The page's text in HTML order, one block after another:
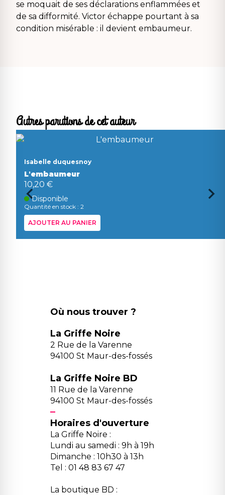
se moquait de ses déclarations enflammées et
de sa difformité. Victor échappe pourtant à sa
condition misérable : il devient embaumeur.
Autres parutions de cet auteur
Isabelle duquesnoy
L'embaumeur
10,20 €
Disponible
Quantité en stock : 2
AJOUTER AU PANIER
Où nous trouver ?
La Griffe Noire
2 Rue de la Varenne
94100 St Maur-des-fossés
La Griffe Noire BD
11 Rue de la Varenne
94100 St Maur-des-fossés
Horaires d'ouverture
La Griffe Noire :
Lundi au samedi : 9h à 19h
Dimanche : 10h30 à 13h
Tel : 01 48 83 67 47
La boutique BD :